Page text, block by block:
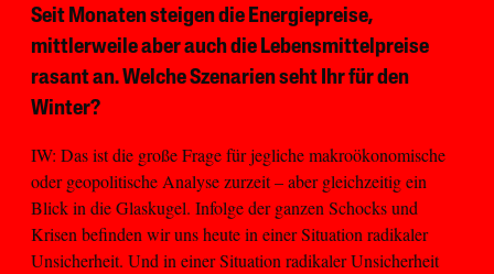
Seit Monaten steigen die Energiepreise,
mittlerweile aber auch die Lebensmittelpreise
rasant an. Welche Szenarien seht Ihr für den
Winter?
IW: Das ist die große Frage für jegliche makroökonomische
oder geopolitische Analyse zurzeit – aber gleichzeitig ein
Blick in die Glaskugel. Infolge der ganzen Schocks und
Krisen befinden wir uns heute in einer Situation radikaler
Unsicherheit. Und in einer Situation radikaler Unsicherheit